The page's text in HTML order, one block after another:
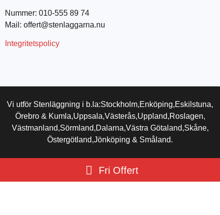
Nummer: 010-555 89 74
Mail: offert@stenlaggarna.nu
Integritetspolicy
Vi utför Stenläggning i b.la:Stockholm,Enköping,Eskilstuna,
Örebro & Kumla,Uppsala,Västerås,Uppland,Roslagen,
Västmanland,Sörmland,Dalarna,Västra Götaland,Skåne,
Östergötland,Jönköping & Småland.
Fri Offert